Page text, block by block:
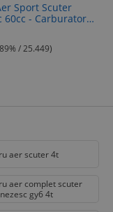
Sport Scuter
60cc - Carburator
/ 25.449)
aer scuter 4t
aer complet scuter
gy6 4t